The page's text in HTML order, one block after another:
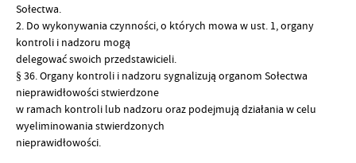
Sołectwa.
2. Do wykonywania czynności, o których mowa w ust. 1, organy
kontroli i nadzoru mogą
delegować swoich przedstawicieli.
§ 36. Organy kontroli i nadzoru sygnalizują organom Sołectwa
nieprawidłowości stwierdzone
w ramach kontroli lub nadzoru oraz podejmują działania w celu
wyeliminowania stwierdzonych
nieprawidłowości.